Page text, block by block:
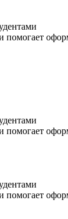
помогает
помогает
помогает